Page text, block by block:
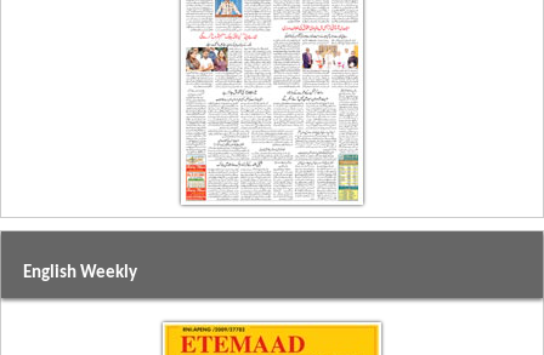
English Weekly